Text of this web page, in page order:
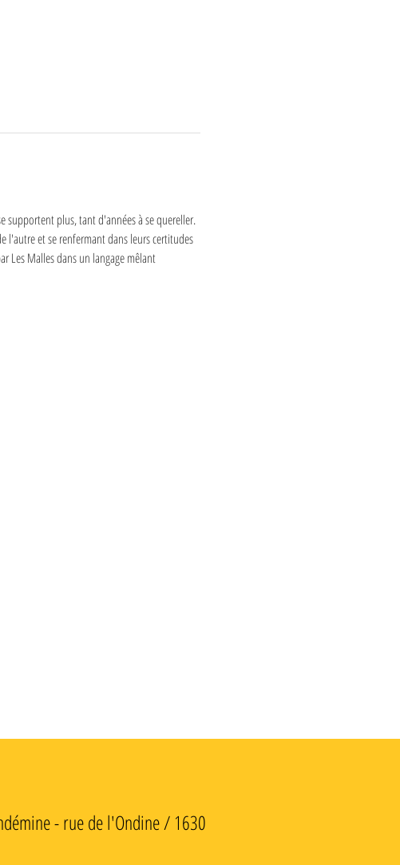
supportent plus, tant d'années à se quereller.
l'autre et se renfermant dans leurs certitudes
Les Malles dans un langage mêlant
- rue de l'Ondine / 1630